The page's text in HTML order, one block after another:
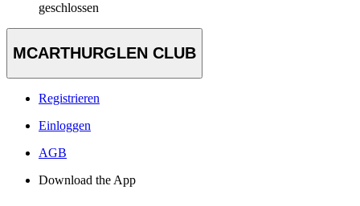
geschlossen
MCARTHURGLEN CLUB
Registrieren
Einloggen
AGB
Download the App